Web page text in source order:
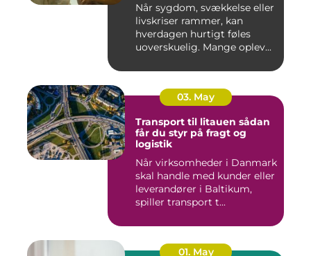
Når sygdom, svækkelse eller
livskriser rammer, kan
hverdagen hurtigt føles
uoverskuelig. Mange oplev...
03. May
Transport til litauen sådan
får du styr på fragt og
logistik
Når virksomheder i Danmark
skal handle med kunder eller
leverandører i Baltikum,
spiller transport t...
01. May